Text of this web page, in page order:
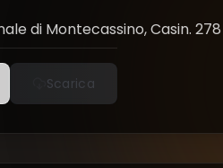
di Montecassino, Casin. 278
Scarica